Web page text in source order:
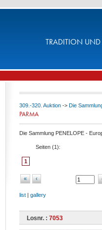
TRADITION UND
309.-320. Auktion -> Die
PARMA
Die Sammlung PENELOPE -
Seiten (1):
1
« ‹
list | gallery
Losnr. : 7053